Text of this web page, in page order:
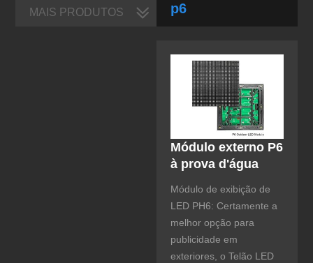
p6
Módulo externo P6
à prova d'água
Módulo de exibição de
LED PH6: Certamente a
melhor opção para
publicidade em
exteriores, o Telão LED
MAIS PRODUTOS